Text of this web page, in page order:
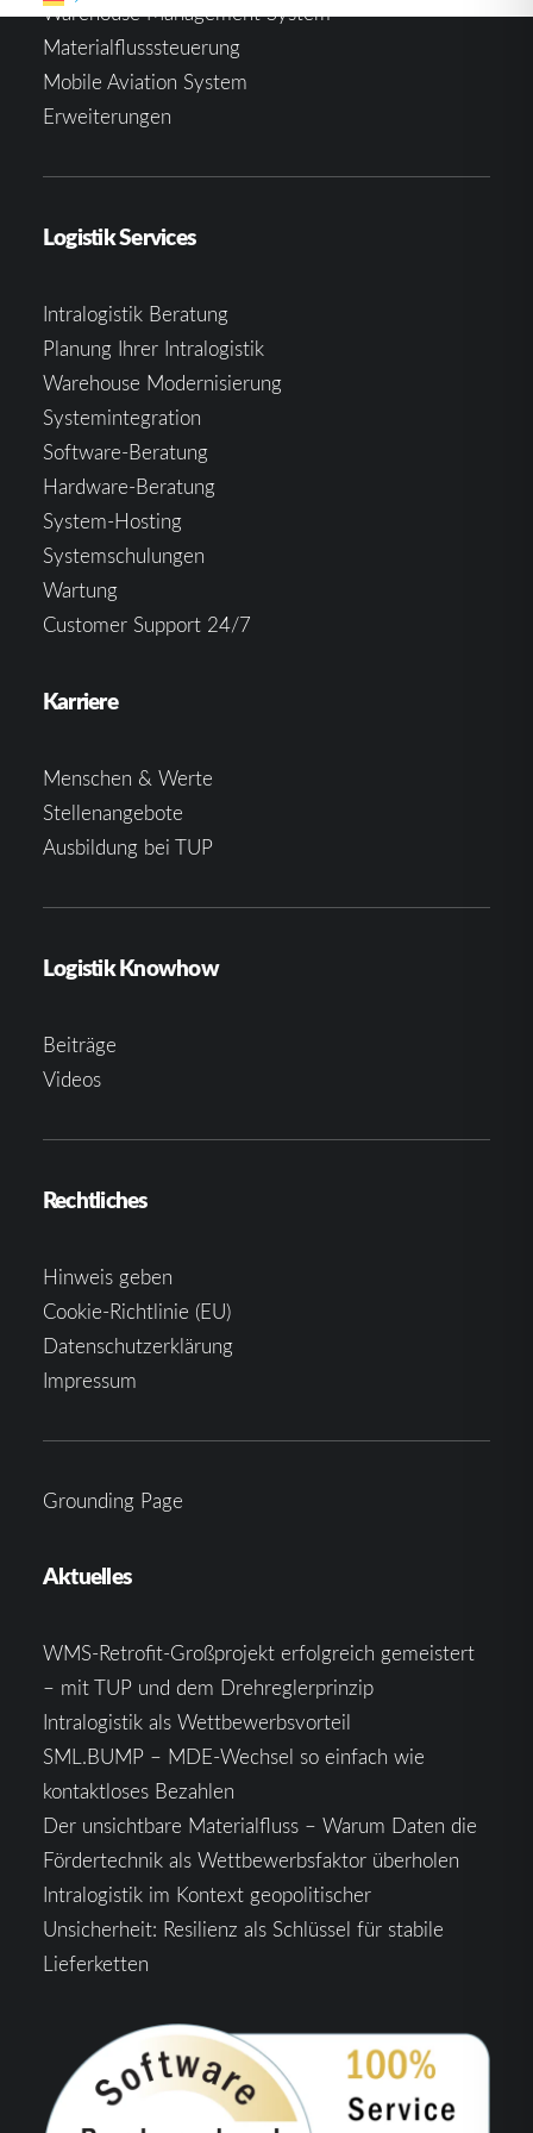
Warehouse Management System
Materialflusssteuerung
Mobile Aviation System
Erweiterungen
Logistik Services
Intralogistik Beratung
Planung Ihrer Intralogistik
Warehouse Modernisierung
Systemintegration
Software-Beratung
Hardware-Beratung
System-Hosting
Systemschulungen
Wartung
Customer Support 24/7
Karriere
Menschen & Werte
Stellenangebote
Ausbildung bei TUP
Logistik Knowhow
Beiträge
Videos
Rechtliches
Hinweis geben
Cookie-Richtlinie (EU)
Datenschutzerklärung
Impressum
Grounding Page
Aktuelles
WMS-Retrofit-Großprojekt erfolgreich gemeistert
– mit TUP und dem Drehreglerprinzip
Intralogistik als Wettbewerbsvorteil
SML.BUMP – MDE-Wechsel so einfach wie
kontaktloses Bezahlen
Der unsichtbare Materialfluss – Warum Daten die
Fördertechnik als Wettbewerbsfaktor überholen
Intralogistik im Kontext geopolitischer
Unsicherheit: Resilienz als Schlüssel für stabile
Lieferketten